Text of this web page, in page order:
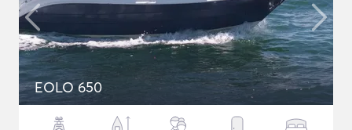
EOLO 650